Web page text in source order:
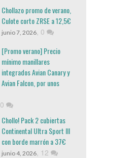
Chollazo promo de verano,
Culote corto ZRSE a 12,5€
junio 7, 2026, 0
[Promo verano] Precio
mínimo manillares
integrados Avian Canary y
Avian Falcon, por unos
0
Chollo! Pack 2 cubiertas
Continental Ultra Sport III
con borde marrón a 37€
junio 4, 2026, 12